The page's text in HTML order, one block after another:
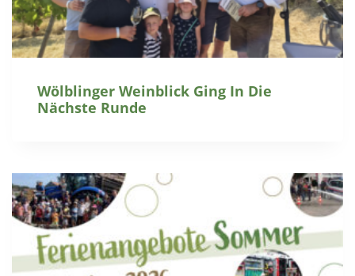
Wölblinger Weinblick Ging In Die
Nächste Runde